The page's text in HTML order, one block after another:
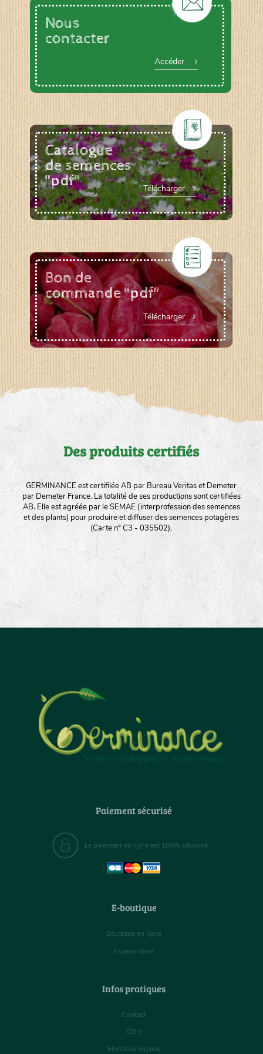
Nous
contacter
Accéder
Catalogue
de semences
"pdf"
Télécharger
Bon de
commande "pdf"
Télécharger
Des produits certifiés
GERMINANCE est certifilée AB par Bureau Veritas et Demeter
par Demeter France. La totalité de ses productions sont certifiées
AB. Elle est agréée par le SEMAE (interprofession des semences
et des plants) pour produire et diffuser des semences potagères
(Carte n° C3 - 035502).
Paiement sécurisé
Le paiement en ligne est 100% sécurisé
E-boutique
Boutique en ligne
Espace client
Infos pratiques
Contact
CGV
Mentions légales